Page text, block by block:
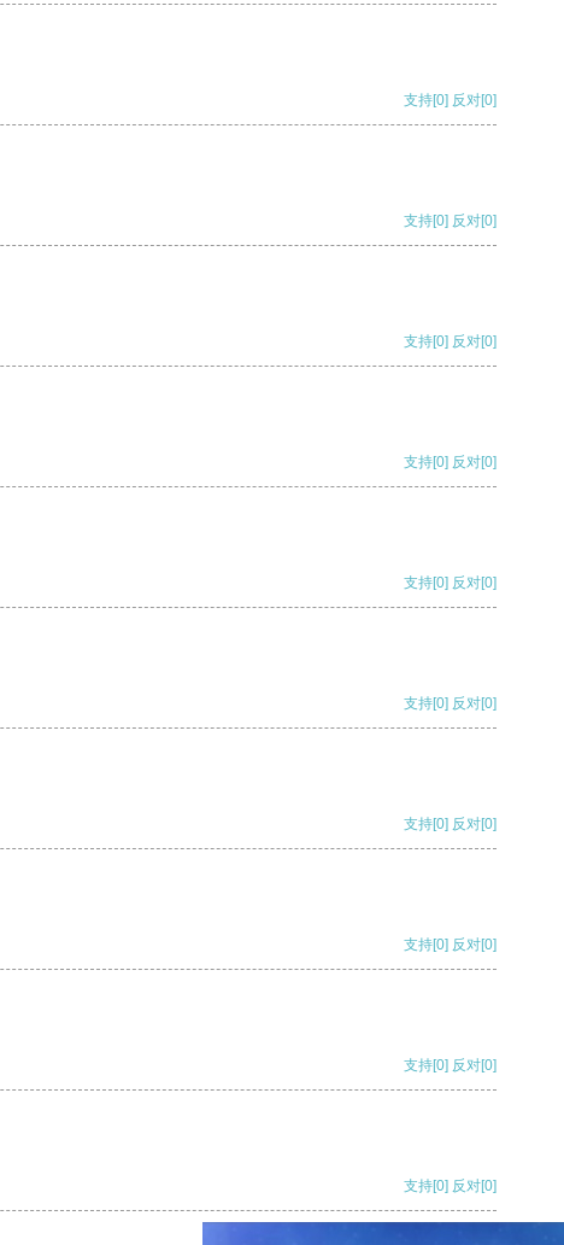
支持[0] 反对[0]
支持[0] 反对[0]
支持[0] 反对[0]
支持[0] 反对[0]
支持[0] 反对[0]
支持[0] 反对[0]
支持[0] 反对[0]
支持[0] 反对[0]
支持[0] 反对[0]
支持[0] 反对[0]